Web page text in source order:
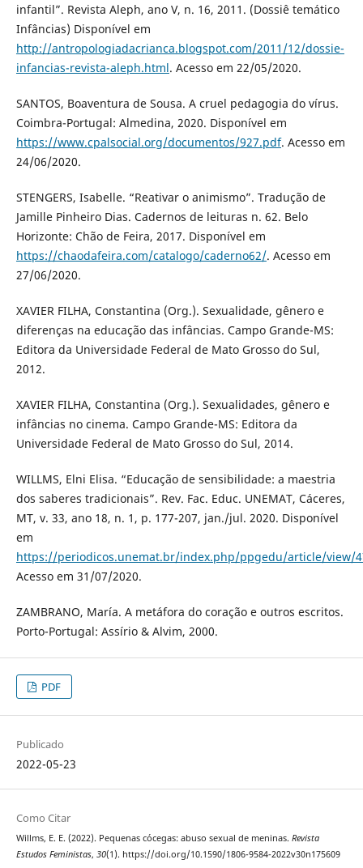
infantil”. Revista Aleph, ano V, n. 16, 2011. (Dossiê temático
Infâncias) Disponível em
http://antropologiadacrianca.blogspot.com/2011/12/dossie-
infancias-revista-aleph.html. Acesso em 22/05/2020.
SANTOS, Boaventura de Sousa. A cruel pedagogia do vírus.
Coimbra-Portugal: Almedina, 2020. Disponível em
https://www.cpalsocial.org/documentos/927.pdf. Acesso em
24/06/2020.
STENGERS, Isabelle. “Reativar o animismo”. Tradução de
Jamille Pinheiro Dias. Cadernos de leituras n. 62. Belo
Horizonte: Chão de Feira, 2017. Disponível em
https://chaodafeira.com/catalogo/caderno62/. Acesso em
27/06/2020.
XAVIER FILHA, Constantina (Org.). Sexualidade, gênero e
diferenças na educação das infâncias. Campo Grande-MS:
Editora da Universidade Federal de Mato Grosso do Sul,
2012.
XAVIER FILHA, Constantina (Org.). Sexualidades, gênero e
infâncias no cinema. Campo Grande-MS: Editora da
Universidade Federal de Mato Grosso do Sul, 2014.
WILLMS, Elni Elisa. “Educação de sensibilidade: a maestria
dos saberes tradicionais”. Rev. Fac. Educ. UNEMAT, Cáceres,
MT, v. 33, ano 18, n. 1, p. 177-207, jan./jul. 2020. Disponível
em
https://periodicos.unemat.br/index.php/ppgedu/article/view/
Acesso em 31/07/2020.
ZAMBRANO, María. A metáfora do coração e outros escritos.
Porto-Portugal: Assírio & Alvim, 2000.
PDF
Publicado
2022-05-23
Como Citar
Willms, E. E. (2022). Pequenas cócegas: abuso sexual de meninas. Revista
Estudos Feministas, 30(1). https://doi.org/10.1590/1806-9584-2022v30n175609